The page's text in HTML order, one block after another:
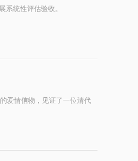
系统性评估验收。
爱情信物，见证了一位清代